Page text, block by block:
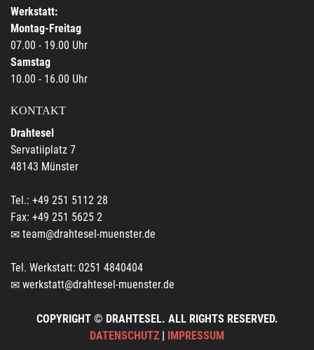
Werkstatt:
Montag-Freitag
07.00 - 19.00 Uhr
Samstag
10.00 - 16.00 Uhr
KONTAKT
Drahtesel
Servatiiplatz 7
48143 Münster
Tel.: +49 251 5112 28
Fax: +49 251 5625 2
team@drahtesel-muenster.de
Tel. Werkstatt: 0251 4840404
werkstatt@drahtesel-muenster.de
COPYRIGHT © DRAHTESEL. ALL RIGHTS RESERVED.
DATENSCHUTZ | IMPRESSUM